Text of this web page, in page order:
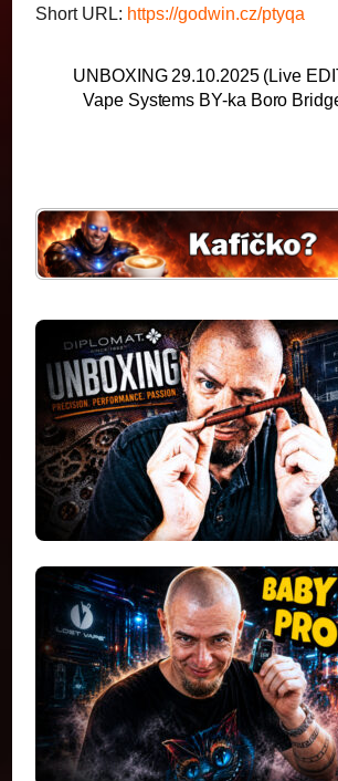
Short URL: https://godwin.cz/ptyqa
UNBOXING 29.10.2025 (Live
Vape Systems BY-ka Boro